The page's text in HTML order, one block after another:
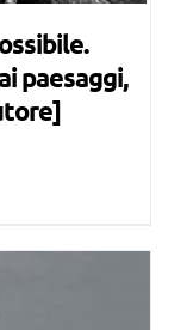
paesaggi,